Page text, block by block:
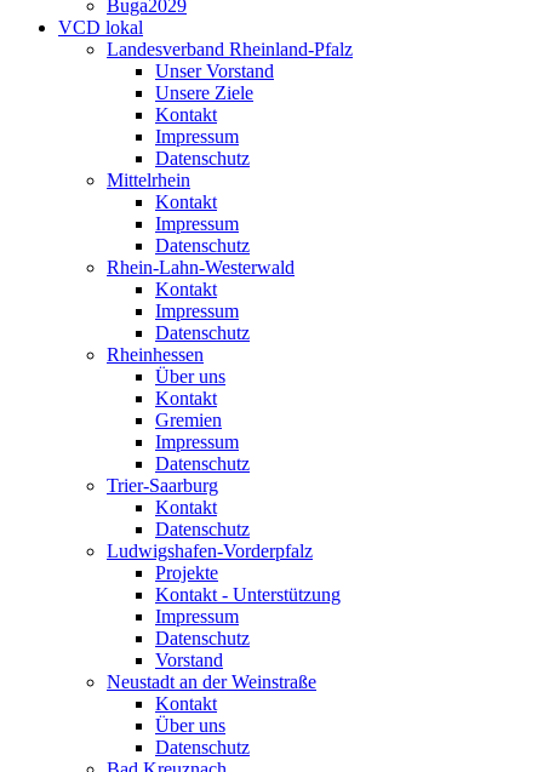
Buga2029
VCD lokal
Landesverband Rheinland-Pfalz
Unser Vorstand
Unsere Ziele
Kontakt
Impressum
Datenschutz
Mittelrhein
Kontakt
Impressum
Datenschutz
Rhein-Lahn-Westerwald
Kontakt
Impressum
Datenschutz
Rheinhessen
Über uns
Kontakt
Gremien
Impressum
Datenschutz
Trier-Saarburg
Kontakt
Datenschutz
Ludwigshafen-Vorderpfalz
Projekte
Kontakt - Unterstützung
Impressum
Datenschutz
Vorstand
Neustadt an der Weinstraße
Kontakt
Über uns
Datenschutz